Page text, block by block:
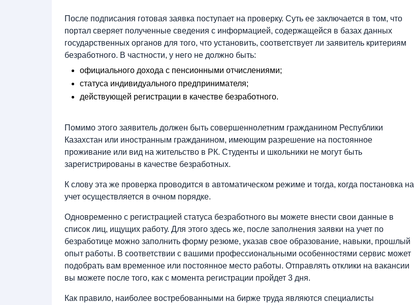
После подписания готовая заявка поступает на проверку. Суть ее заключается в том, что
портал сверяет полученные сведения с информацией, содержащейся в базах данных
государственных органов для того, что установить, соответствует ли заявитель критериям
безработного. В частности, у него не должно быть:
официального дохода с пенсионными отчислениями;
статуса индивидуального предпринимателя;
действующей регистрации в качестве безработного.
Помимо этого заявитель должен быть совершеннолетним гражданином Республики
Казахстан или иностранным гражданином, имеющим разрешение на постоянное
проживание или вид на жительство в РК. Студенты и школьники не могут быть
зарегистрированы в качестве безработных.
К слову эта же проверка проводится в автоматическом режиме и тогда, когда постановка на
учет осуществляется в очном порядке.
Одновременно с регистрацией статуса безработного вы можете внести свои данные в
список лиц, ищущих работу. Для этого здесь же, после заполнения заявки на учет по
безработице можно заполнить форму резюме, указав свое образование, навыки, прошлый
опыт работы. В соответствии с вашими профессиональными особенностями сервис может
подобрать вам временное или постоянное место работы. Отправлять отклики на вакансии
вы можете после того, как с момента регистрации пройдет 3 дня.
Как правило, наиболее востребованными на бирже труда являются специалисты